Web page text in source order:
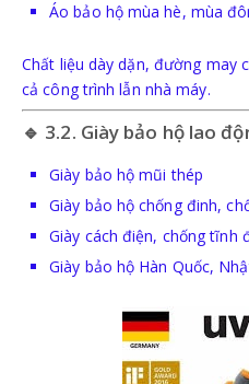
TB CHỐNG RƠI NGÃ
DÂY ĐAI AN TOÀN
Áo bảo hộ mùa hè, mùa
Chất liệu dày dặn, đường may
cả công trình lẫn nhà máy.
🔹 3.2. Giày bảo hộ lao
Giày bảo hộ mũi thép
Giày bảo hộ chống đinh,
Giày cách điện, chống tĩnh
Giày bảo hộ Hàn Quốc,